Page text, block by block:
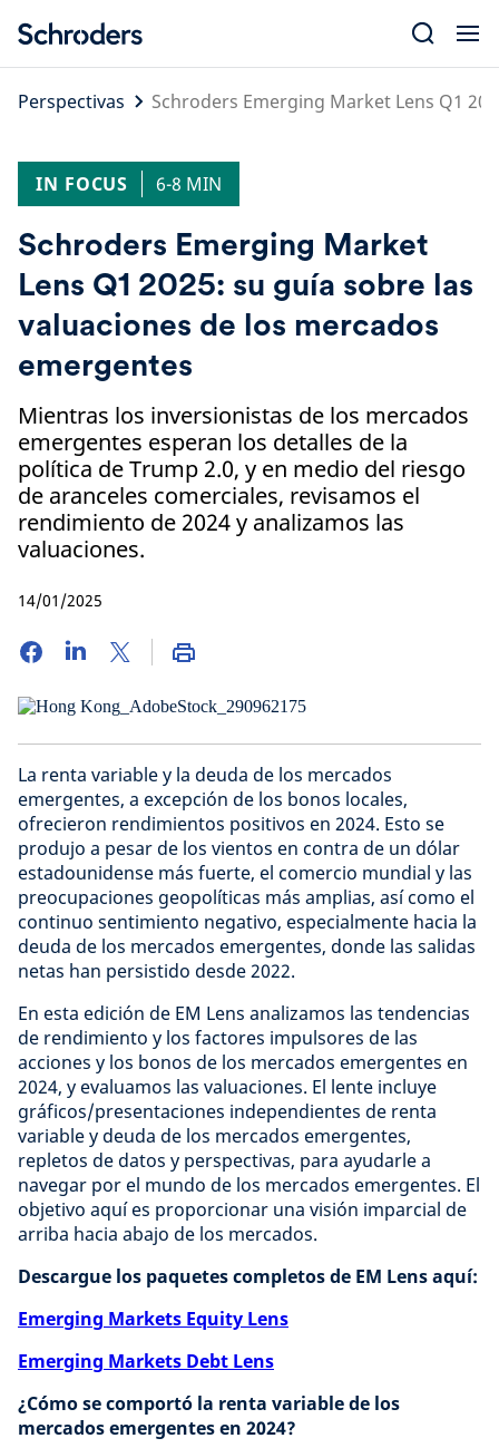
content
Perspectivas
Schroders Emerging Market Lens Q1
IN FOCUS 6-8 MIN
Schroders Emerging Market
Lens Q1 2025: su guía sobre las
valuaciones de los mercados
emergentes
Mientras los inversionistas de los mercados
emergentes esperan los detalles de la
política de Trump 2.0, y en medio del riesgo
de aranceles comerciales, revisamos el
rendimiento de 2024 y analizamos las
valuaciones.
14/01/2025
La renta variable y la deuda de los mercados
emergentes, a excepción de los bonos locales,
ofrecieron rendimientos positivos en 2024. Esto se
produjo a pesar de los vientos en contra de un dólar
estadounidense más fuerte, el comercio mundial y las
preocupaciones geopolíticas más amplias, así como el
continuo sentimiento negativo, especialmente hacia la
deuda de los mercados emergentes, donde las salidas
netas han persistido desde 2022.
En esta edición de EM Lens analizamos las tendencias
de rendimiento y los factores impulsores de las
acciones y los bonos de los mercados emergentes en
2024, y evaluamos las valuaciones. El lente incluye
gráficos/presentaciones independientes de renta
variable y deuda de los mercados emergentes,
repletos de datos y perspectivas, para ayudarle a
navegar por el mundo de los mercados emergentes. El
objetivo aquí es proporcionar una visión imparcial de
arriba hacia abajo de los mercados.
Descargue los paquetes completos de EM Lens aquí:
Emerging Markets Equity Lens
Emerging Markets Debt Lens
¿Cómo se comportó la renta variable de los
mercados emergentes en 2024?